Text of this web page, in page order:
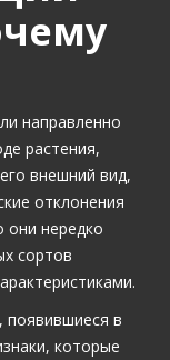
направленно
растения,
внешний вид,
отклонения
они нередко
сортов
появившиеся в
которые